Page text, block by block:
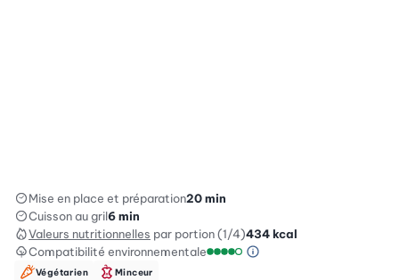
Mise en place et préparation20 min
Cuisson au gril6 min
Valeurs nutritionnelles par portion (1/4)434kcal
Compatibilité environnementale
Information sur
Végétarien Minceur